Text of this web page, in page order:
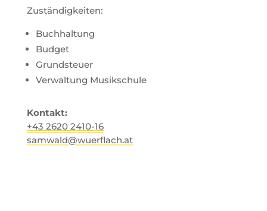
Zuständigkeiten:
Buchhaltung
Budget
Grundsteuer
Verwaltung Musikschule
Kontakt:
+43 2620 2410-16
samwald@wuerflach.at